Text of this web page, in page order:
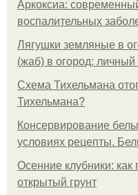
Аркоксиа:
воспалительных
Лягушки земляные в
(жаб) в огород:
Схема Тихельмана
Тихельмана?
Консервирование
условиях рецепты.
Осенние клубники: как
открытый грунт